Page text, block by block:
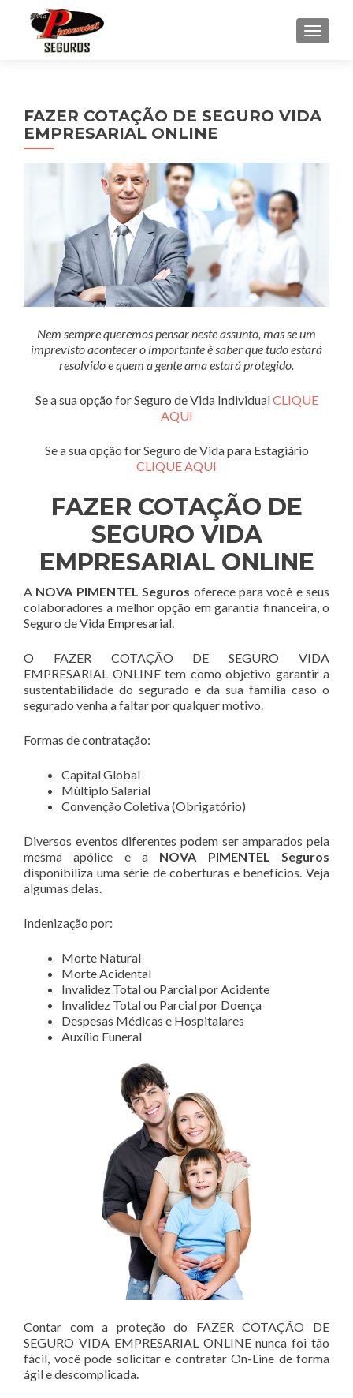
FAZER COTAÇÃO DE SEGURO VIDA
EMPRESARIAL ONLINE
Nem sempre queremos pensar neste assunto, mas se um
imprevisto acontecer o importante é saber que tudo estará
resolvido e quem a gente ama estará protegido.
Se a sua opção for Seguro de Vida IndividualCLIQUE
AQUI
Se a sua opção for Seguro de Vida para Estagiário
CLIQUE AQUI
FAZER COTAÇÃO DE
SEGURO VIDA
EMPRESARIAL ONLINE
A NOVA PIMENTEL Seguros oferece para você e seus
colaboradores a melhor opção em garantia financeira, o
Seguro de Vida Empresarial.
O FAZER COTAÇÃO DE SEGURO VIDA
EMPRESARIAL ONLINE tem como objetivo garantir a
sustentabilidade do segurado e da sua família caso o
segurado venha a faltar por qualquer motivo.
Formas de contratação:
Capital Global
Múltiplo Salarial
Convenção Coletiva (Obrigatório)
Diversos eventos diferentes podem ser amparados pela
mesma apólice e a NOVA PIMENTEL Seguros
disponibiliza uma série de coberturas e benefícios. Veja
algumas delas.
Indenização por:
Morte Natural
Morte Acidental
Invalidez Total ou Parcial por Acidente
Invalidez Total ou Parcial por Doença
Despesas Médicas e Hospitalares
Auxílio Funeral
Contar com a proteção do FAZER COTAÇÃO DE
SEGURO VIDA EMPRESARIAL ONLINE nunca foi tão
fácil, você pode solicitar e contratar On-Line de forma
ágil e descomplicada.